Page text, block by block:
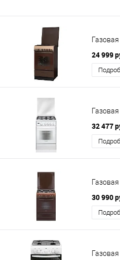
24 999
32 477
30 990